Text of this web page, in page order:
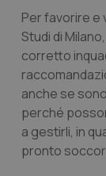
Per favorire e
Studi di
corretto
anche se
perché
a gestirli, in
pronto